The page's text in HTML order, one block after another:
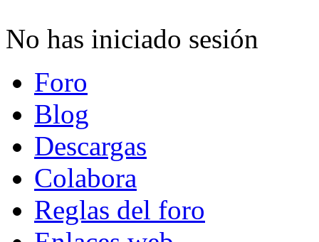
No has iniciado sesión
Foro
Blog
Descargas
Colabora
Reglas del foro